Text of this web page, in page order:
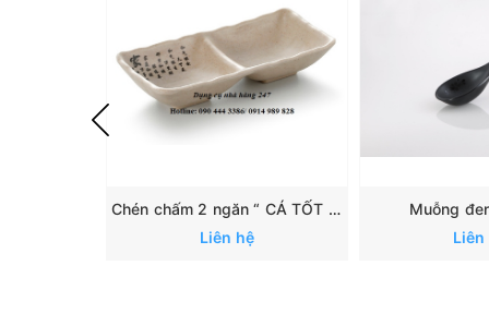
Chén chấm 2 ngăn “ CÁ TỐT LÀNH”: 167
Liên hệ
Muỗng
Liên